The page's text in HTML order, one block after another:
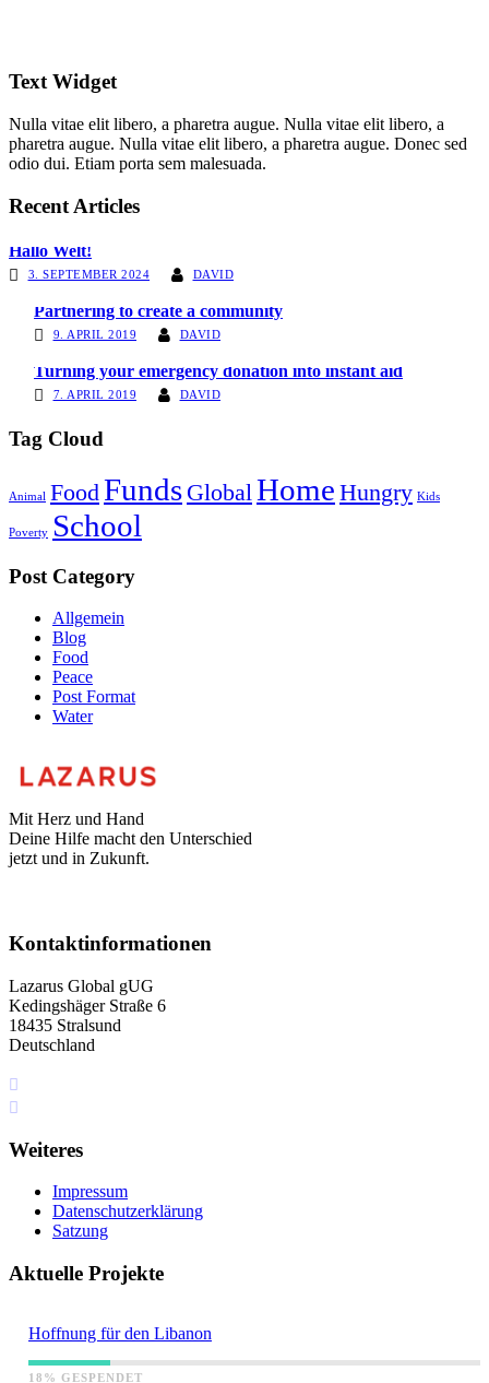
Text Widget
Nulla vitae elit libero, a pharetra augue. Nulla vitae elit libero, a
pharetra augue. Nulla vitae elit libero, a pharetra augue. Donec sed
odio dui. Etiam porta sem malesuada.
Recent Articles
Hallo Welt!
3. SEPTEMBER 2024 DAVID
Partnering to create a community
9. APRIL 2019 DAVID
Turning your emergency donation into instant aid
7. APRIL 2019 DAVID
Tag Cloud
Animal FoodFunds GlobalHome Hungry Kids
Poverty School
Post Category
Allgemein
Blog
Food
Peace
Post Format
Water
Mit Herz und Hand
Deine Hilfe macht den Unterschied
jetzt und in Zukunft.
Kontaktinformationen
Lazarus Global gUG
Kedingshäger Straße 6
18435 Stralsund
Deutschland
Weiteres
Impressum
Datenschutzerklärung
Satzung
Aktuelle Projekte
Hoffnung für den Libanon
18% GESPENDET